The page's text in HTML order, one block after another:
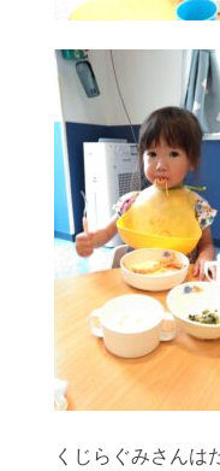
くじらぐみさんは